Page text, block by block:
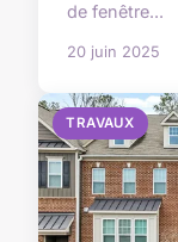
de fenêtre...
20 juin 2025
TRAVAUX